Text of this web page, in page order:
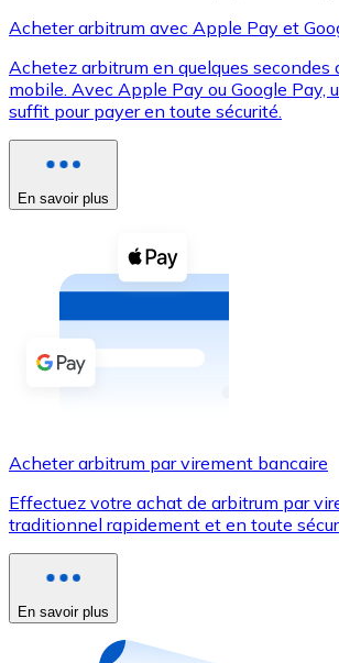
XRP
XRP
Voir toutes
Coupons crypto
Achetez des cryptomonnaies en
Acheter avec espèces
Virement SEPA
Utilisez les cartes Visa et
Acheter avec carte
Nouveau
Acheter arbitrum avec Apple Pay et
Achetez arbitrum en quelques secondes
mobile. Avec Apple Pay ou Google Pay,
suffit pour payer en toute sécurité.
En savoir plus
Acheter arbitrum par virement bancaire
Effectuez votre achat de arbitrum par
traditionnel rapidement et en toute
En savoir plus